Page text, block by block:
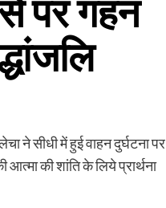
पर गहन
ने सीधी में हुई वाहन दुर्घटना पर
की शांति के लिये प्रार्थना